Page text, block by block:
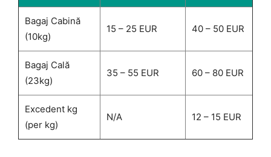
Bagaj Cabină
(10kg)
15 – 25 EUR 40 – 50 EUR
Bagaj Cală
(23kg)
35 – 55 EUR 60 – 80 EUR
Excedent kg
(per kg)
N/A 12 – 15 EUR